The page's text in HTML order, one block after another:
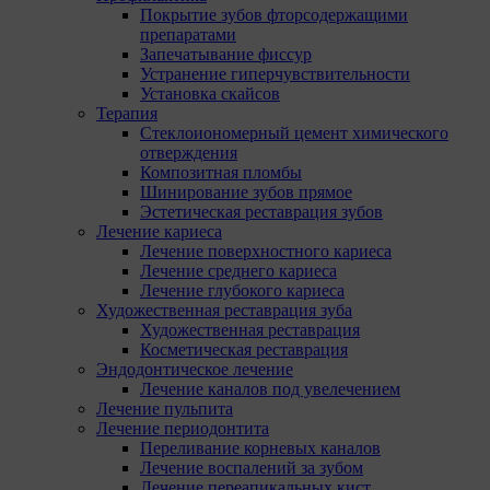
Покрытие зубов фторсодержащими
препаратами
Запечатывание фиссур
Устранение гиперчувствительности
Установка скайсов
Терапия
Стеклоиономерный цемент химического
отверждения
Композитная пломбы
Шинирование зубов прямое
Эстетическая реставрация зубов
Лечение кариеса
Лечение поверхностного кариеса
Лечение среднего кариеса
Лечение глубокого кариеса
Художественная реставрация зуба
Художественная реставрация
Косметическая реставрация
Эндодонтическое лечение
Лечение каналов под увелечением
Лечение пульпита
Лечение периодонтита
Переливание корневых каналов
Лечение воспалений за зубом